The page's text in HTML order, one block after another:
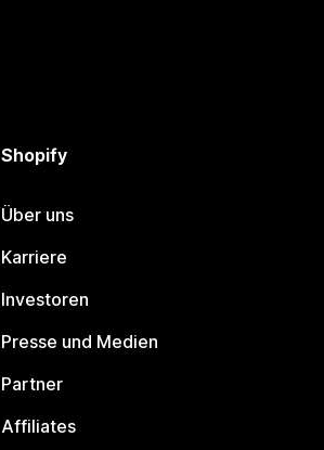
Shopify
Über uns
Karriere
Investoren
Presse und Medien
Partner
Affiliates